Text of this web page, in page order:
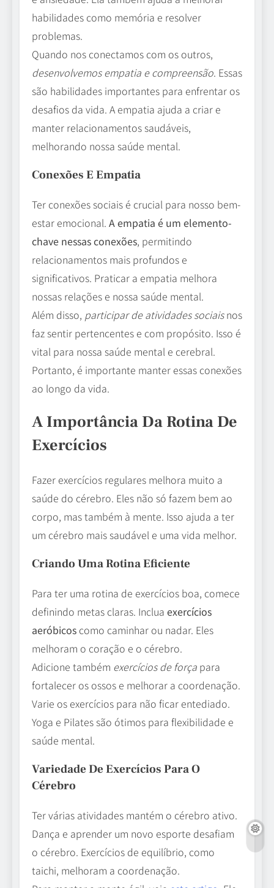
habilidades como memória e resolver
problemas.
Quando nos conectamos com os outros,
desenvolvemos empatia e compreensão. Essas
são habilidades importantes para enfrentar os
desafios da vida. A empatia ajuda a criar e
manter relacionamentos saudáveis,
melhorando nossa saúde mental.
Conexões E Empatia
Ter conexões sociais é crucial para nosso bem-
estar emocional. A empatia é um elemento-
chave nessas conexões, permitindo
relacionamentos mais profundos e
significativos. Praticar a empatia melhora
nossas relações e nossa saúde mental.
Além disso, participar de atividades sociaisnos
faz sentir pertencentes e com propósito. Isso é
vital para nossa saúde mental e cerebral.
Portanto, é importante manter essas conexões
ao longo da vida.
A Importância Da Rotina De
Exercícios
Fazer exercícios regulares melhora muito a
saúde do cérebro. Eles não só fazem bem ao
corpo, mas também à mente. Isso ajuda a ter
um cérebro mais saudável e uma vida melhor.
Criando Uma Rotina Eficiente
Para ter uma rotina de exercícios boa, comece
definindo metas claras. Inclua exercícios
aeróbicos como caminhar ou nadar. Eles
melhoram o coração e o cérebro.
Adicione também exercícios de força para
fortalecer os ossos e melhorar a coordenação.
Varie os exercícios para não ficar entediado.
Yoga e Pilates são ótimos para flexibilidade e
saúde mental.
Variedade De Exercícios Para O
Cérebro
Ter várias atividades mantém o cérebro ativo.
Dança e aprender um novo esporte desafiam
o cérebro. Exercícios de equilíbrio, como
taichi, melhoram a coordenação.